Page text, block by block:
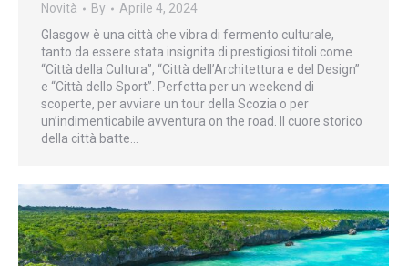
Novità By
Aprile 4, 2024
Glasgow è una città che vibra di fermento culturale,
tanto da essere stata insignita di prestigiosi titoli come
“Città della Cultura”, “Città dell’Architettura e del Design”
e “Città dello Sport”. Perfetta per un weekend di
scoperte, per avviare un tour della Scozia o per
un’indimenticabile avventura on the road. Il cuore storico
della città batte…